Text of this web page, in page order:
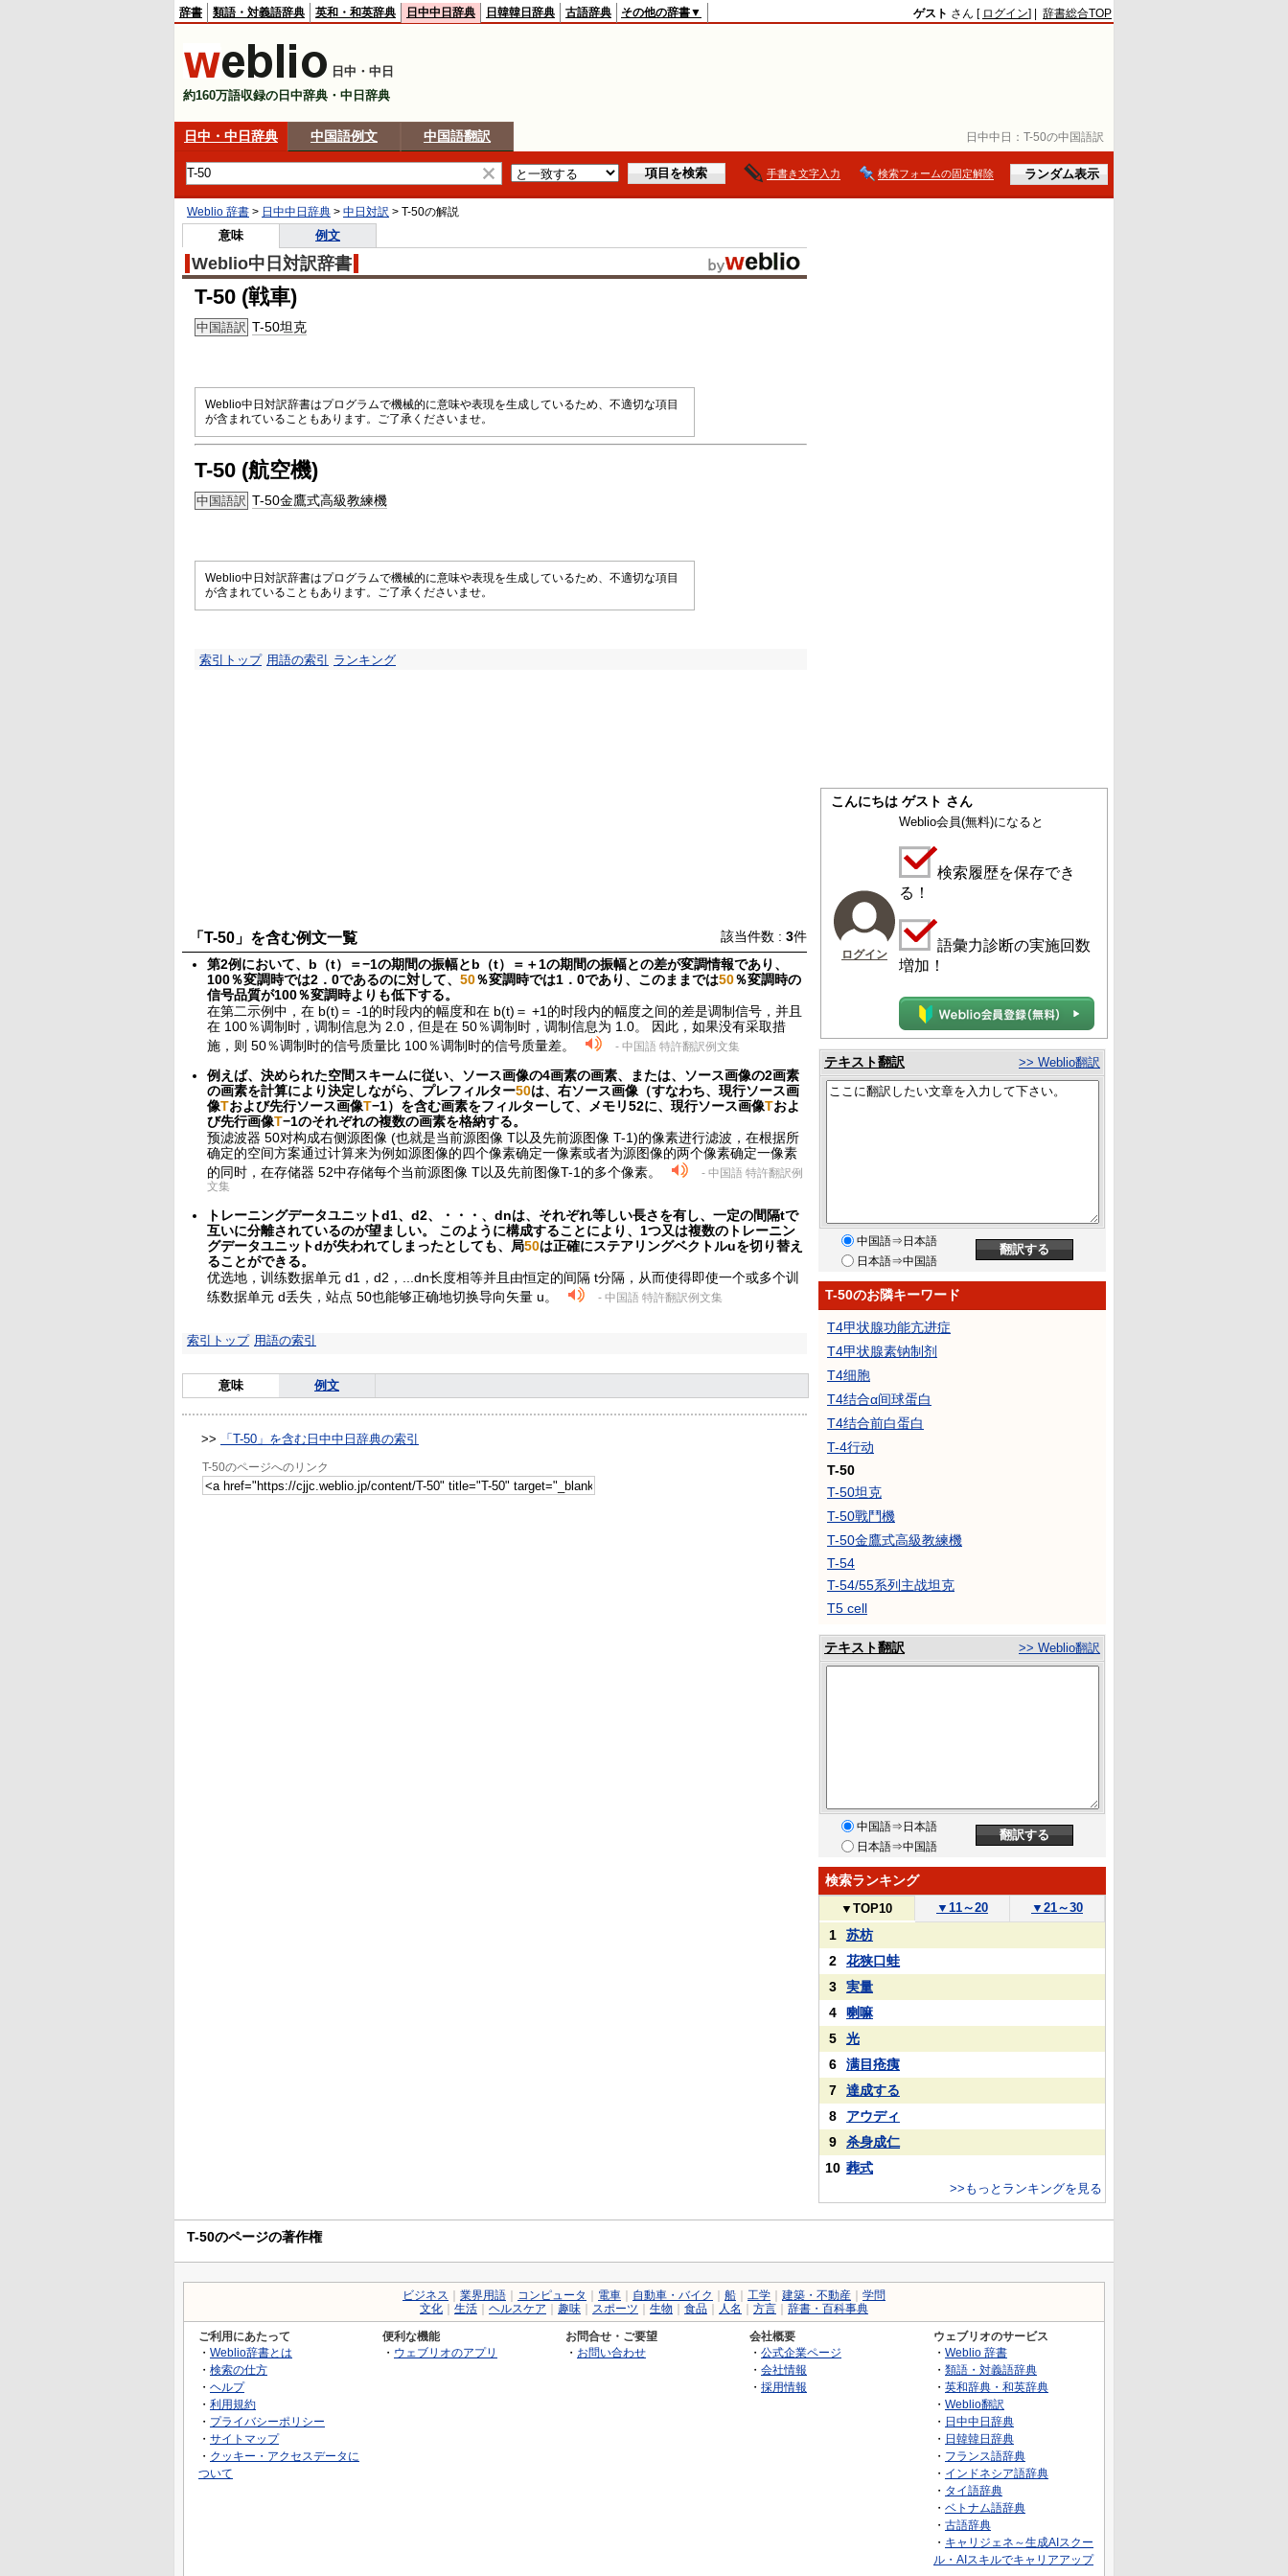
日中中日： T-50の中国語訳
辞書 類語・対義語辞典 英和・和英辞典 日中中日辞典 日韓韓日辞典 古語辞典 その他の辞書▼ ゲスト さん [ ログイン] | 辞書総合TOP
日中・中日
約160万語収録の日中辞典・中日辞典
日中・中日辞典 中国語例文 中国語翻訳
手書き文字入力 検索フォームの固定解除
Weblio 辞書 > 日中中日辞典 > 中日対訳 > T-50の解説
意味 例文
Weblio中日対訳辞書
T-50 (戦車)
中国語訳 T-50坦克
Weblio中日対訳辞書はプログラムで機械的に意味や表現を生成しているため、不適切な項目
が含まれていることもあります。ご了承くださいませ。
T-50 (航空機)
中国語訳 T-50金鷹式高級教練機
Weblio中日対訳辞書はプログラムで機械的に意味や表現を生成しているため、不適切な項目
が含まれていることもあります。ご了承くださいませ。
索引トップ 用語の索引 ランキング
「T-50」を含む例文一覧 該当件数 : 3件
第2例において、b（t）＝−1の期間の振幅とb（t）＝＋1の期間の振幅との差が変調情報であり、
100％変調時では2．0であるのに対して、 50％変調時では1．0であり、このままでは50％変調時の
信号品質が100％変調時よりも低下する。
在第二示例中，在 b(t)＝ -1的时段内的幅度和在 b(t)＝ +1的时段内的幅度之间的差是调制信号，并且
在 100％调制时，调制信息为 2.0，但是在 50％调制时，调制信息为 1.0。 因此，如果没有采取措
施，则 50％调制时的信号质量比 100％调制时的信号质量差。
- 中国語 特許翻訳例文集
例えば、決められた空間スキームに従い、ソース画像の4画素の画素、または、ソース画像の2画素
の画素を計算により決定しながら、プレフィルター50は、右ソース画像（すなわち、現行ソース画
像Tおよび先行ソース画像T−1）を含む画素をフィルターして、メモリ52に、現行ソース画像Tおよ
び先行画像T−1のそれぞれの複数の画素を格納する。
预滤波器 50对构成右侧源图像 (也就是当前源图像 T以及先前源图像 T-1)的像素进行滤波，在根据所
确定的空间方案通过计算来为例如源图像的四个像素确定一像素或者为源图像的两个像素确定一像素
的同时，在存储器 52中存储每个当前源图像 T以及先前图像T-1的多个像素。
- 中国語 特許翻訳例
文集
トレーニングデータユニットd1、d2、・・・、dnは、それぞれ等しい長さを有し、一定の間隔tで
互いに分離されているのが望ましい。 このように構成することにより、1つ又は複数のトレーニン
グデータユニットdが失われてしまったとしても、局50は正確にステアリングベクトルuを切り替え
ることができる。
优选地，训练数据单元 d1，d2，...dn长度相等并且由恒定的间隔 t分隔，从而使得即使一个或多个训
练数据单元 d丢失，站点 50也能够正确地切换导向矢量 u。
- 中国語 特許翻訳例文集
索引トップ 用語の索引
意味 例文
>> 「T-50」を含む日中中日辞典の索引
T-50のページへのリンク
こんにちは ゲスト さん
ログイン
Weblio会員(無料)になると
検索履歴を保存でき
る！
語彙力診断の実施回数
増加！
テキスト翻訳 >> Weblio翻訳
中国語⇒日本語
日本語⇒中国語
T-50のお隣キーワード
T4甲状腺功能亢进症
T4甲状腺素钠制剂
T4细胞
T4结合α间球蛋白
T4结合前白蛋白
T-4行动
T-50
T-50坦克
T-50戰鬥機
T-50金鷹式高級教練機
T-54
T-54/55系列主战坦克
T5 cell
テキスト翻訳 >> Weblio翻訳
中国語⇒日本語
日本語⇒中国語
検索ランキング
▼ TOP10 ▼ 11～20 ▼ 21～30
1
苏枋
2
花狭口蛙
3
実量
4
喇嘛
5
光
6
满目疮痍
7
達成する
8
アウディ
9
杀身成仁
10 葬式
>>もっとランキングを見る
T-50のページの著作権
ビジネス 業界用語 コンピュータ 電車 自動車・バイク 船 工学 建築・不動産
学問
文化
生活 ヘルスケア 趣味 スポーツ 生物 食品 人名 方言 辞書・百科事典
ご利用にあたって
・ Weblio辞書とは
・ 検索の仕方
・ ヘルプ
・ 利用規約
・ プライバシーポリシー
・ サイトマップ
・ クッキー・アクセスデータに
ついて
便利な機能
・ ウェブリオのアプリ
お問合せ・ご要望
・ お問い合わせ
会社概要
・ 公式企業ページ
・ 会社情報
・ 採用情報
ウェブリオのサービス
・ Weblio 辞書
・ 類語・対義語辞典
・ 英和辞典・和英辞典
・ Weblio翻訳
・ 日中中日辞典
・ 日韓韓日辞典
・ フランス語辞典
・ インドネシア語辞典
・ タイ語辞典
・ ベトナム語辞典
・ 古語辞典
・ キャリジェネ～生成AIスクー
ル・AIスキルでキャリアアップ